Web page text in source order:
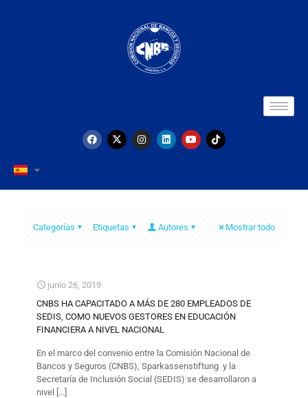
Categorías Etiquetas Autores Mostrar todo
junio 26, 2019
CNBS HA CAPACITADO A MÁS DE 280 EMPLEADOS DE
SEDIS, COMO NUEVOS GESTORES EN EDUCACIÓN
FINANCIERA A NIVEL NACIONAL
En el marco del convenio entre la Comisión Nacional de
Bancos y Seguros (CNBS), Sparkassenstiftung y la
Secretaría de Inclusión Social (SEDIS) se desarrollaron a
nivel
[…]